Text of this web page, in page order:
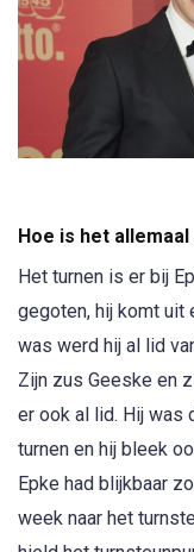
Hoe is het
Het turnen is er bij
gegoten, hij komt uit
was werd hij al lid
Zijn zus Geeske en
er ook al lid. Hij was
turnen en hij bleek
Epke had blijkbaar
week naar het